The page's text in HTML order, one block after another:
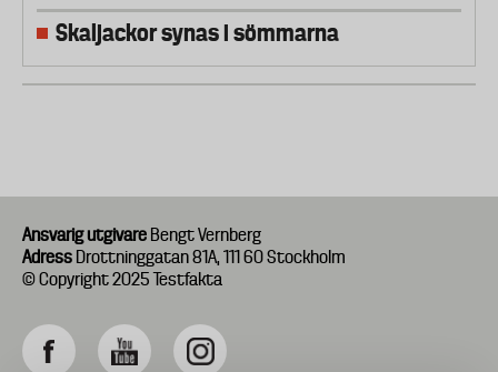
Skaljackor synas i sömmarna
Ansvarig utgivare Bengt Vernberg
Adress Drottninggatan 81A, 111 60 Stockholm
© Copyright 2025 Testfakta